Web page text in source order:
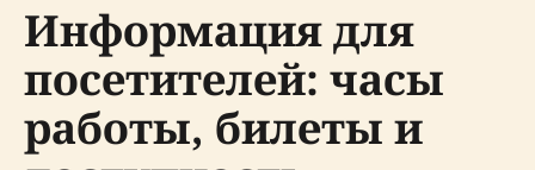
Информация для
посетителей: часы
работы, билеты и